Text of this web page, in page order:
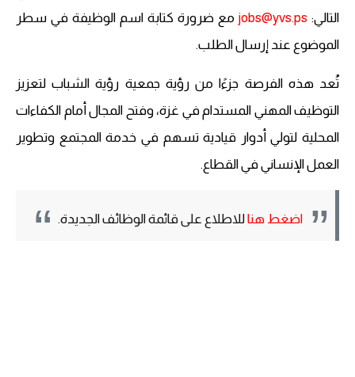
التالي: jobs@yvs.ps مع ضرورة كتابة اسم الوظيفة في سطر
الموضوع عند إرسال الطلب.
تُعد هذه الفرصة جزءًا من رؤية جمعية رؤية الشباب لتعزيز
التوظيف المهني المستدام في غزة، وفتح المجال أمام الكفاءات
المحلية لتولي أدوار قيادية تسهم في خدمة المجتمع وتطوير
العمل الإنساني في القطاع.
اضغط هناللاطلاع على قائمة الوظائف الجديدة.